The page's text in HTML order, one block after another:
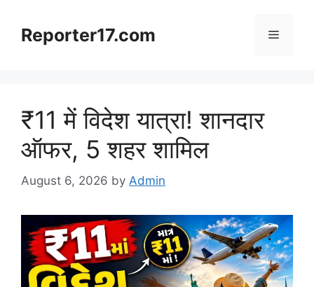
contentReporter17.com Menu
₹11 में विदेश यात्रा! शानदार
ऑफर, 5 शहर शामिल
August 6, 2026 by Admin